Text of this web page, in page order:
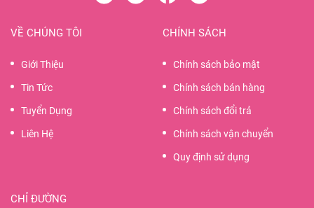
VỀ CHÚNG TÔI
Giới Thiệu
Tin Tức
Tuyển Dụng
Liên Hệ
CHÍNH SÁCH
Chính sách bảo mật
Chính sách bán hàng
Chính sách đổi trả
Chính sách vận chuyển
Quy định sử dụng
CHỈ ĐƯỜNG